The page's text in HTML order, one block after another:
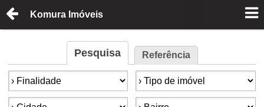
Komura Imóveis
Pesquisa Referência
Finalidade: Tipo de imóvel:
Cidade: Bairro: